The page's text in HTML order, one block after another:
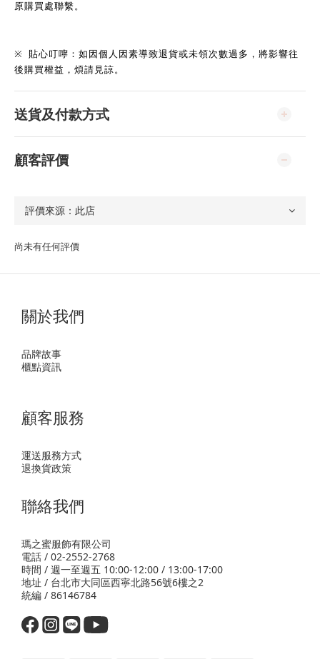
原購買處聯繫。
※
貼心叮嚀：如因個人因素導致退貨或未領次數過多，將影響往
後購買權益，煩請見諒。
送貨及付款方式
顧客評價
尚未有任何評價
關於我們
品牌故事
櫃點資訊
顧客服務
運送服務方式
退換貨政策
聯絡我們
瑪之蜜服飾有限公司
電話 / 02-2552-2768
時間 / 週一至週五 10:00-12:00 / 13:00-17:00
地址 / 台北市大同區西寧北路56號6樓之2
統編 / 86146784